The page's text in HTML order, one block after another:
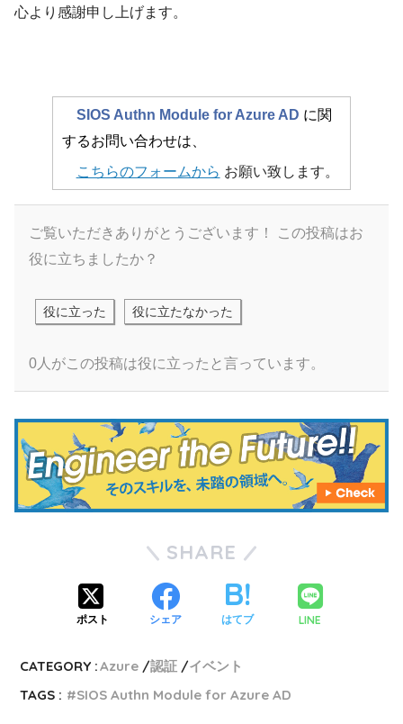
心より感謝申し上げます。
SIOS Authn Module for Azure AD に関
するお問い合わせは、
こちらのフォームから お願い致します。
ご覧いただきありがとうございます！
この投稿はお
役に立ちましたか？
役に立った 役に立たなかった
0人がこの投稿は役に立ったと言っています。
SHARE
ポスト シェア はてブ LINE
CATEGORY :Azure 認証
イベント
TAGS :
SIOS Authn Module for Azure AD